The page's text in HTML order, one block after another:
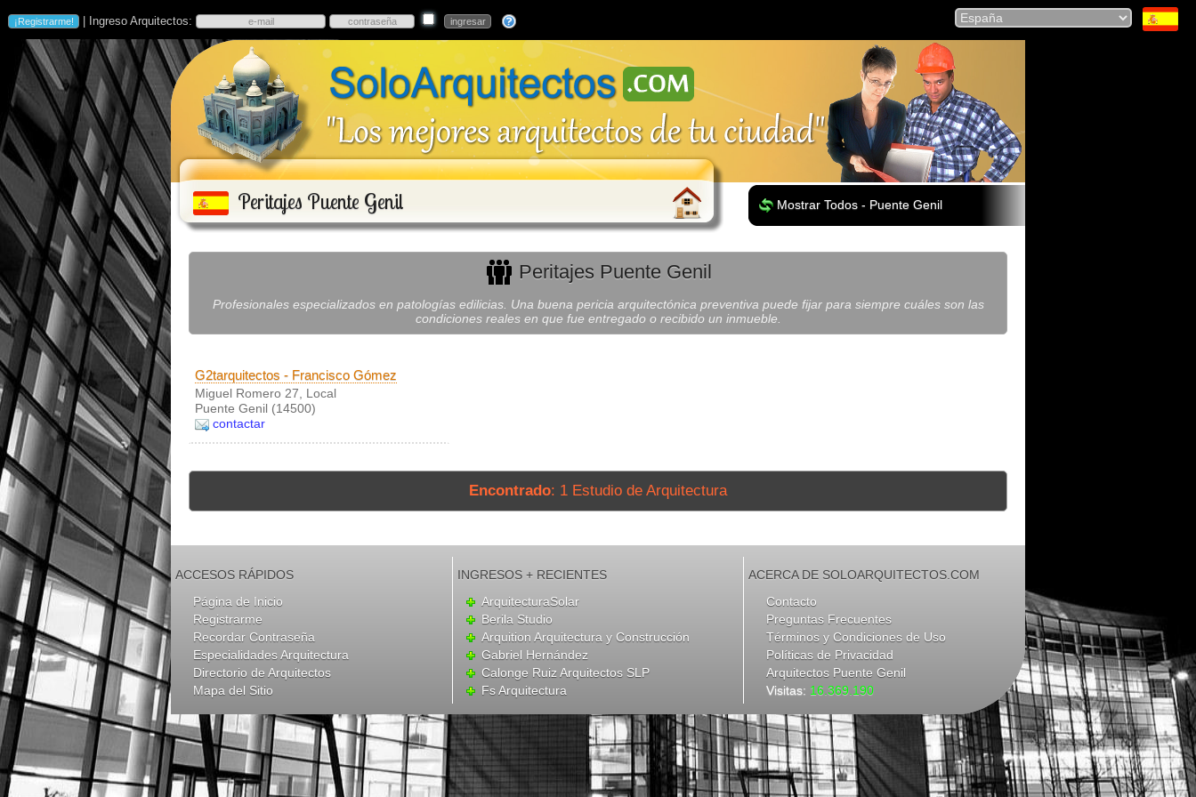
| Ingreso Arquitectos:
Peritajes Puente Genil Mostrar Todos - Puente Genil
Peritajes Puente Genil
Profesionales especializados en patologías edilicias. Una buena pericia arquitectónica preventiva puede fijar para siempre cuáles son las
condiciones reales en que fue entregado o recibido un inmueble.
G2tarquitectos - Francisco Gómez
Miguel Romero 27, Local
Puente Genil (14500)
contactar
Encontrado: 1 Estudio de Arquitectura
ACCESOS RÁPIDOS
Página de Inicio
Registrarme
Recordar Contraseña
Especialidades Arquitectura
Directorio de Arquitectos
Mapa del Sitio
INGRESOS + RECIENTES
ArquitecturaSolar
Berila Studio
Arquition Arquitectura y Construcción
Gabriel Hernández
Calonge Ruiz Arquitectos SLP
Fs Arquitectura
ACERCA DE SOLOARQUITECTOS.COM
Contacto
Preguntas Frecuentes
Términos y Condiciones de Uso
Políticas de Privacidad
Arquitectos Puente Genil
Visitas: 16.369.190